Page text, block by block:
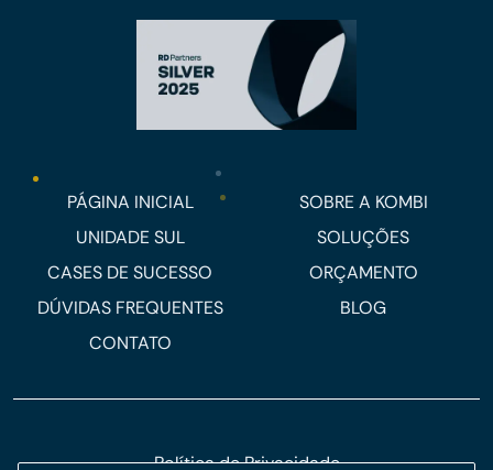
PÁGINA INICIAL
SOBRE A KOMBI
UNIDADE SUL
SOLUÇÕES
CASES DE SUCESSO
ORÇAMENTO
DÚVIDAS FREQUENTES
BLOG
CONTATO
Política de Privacidade